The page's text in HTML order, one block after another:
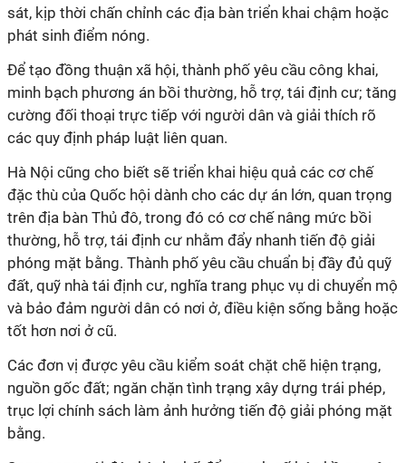
sát, kịp thời chấn chỉnh các địa bàn triển khai chậm hoặc
phát sinh điểm nóng.
Để tạo đồng thuận xã hội, thành phố yêu cầu công khai,
minh bạch phương án bồi thường, hỗ trợ, tái định cư; tăng
cường đối thoại trực tiếp với người dân và giải thích rõ
các quy định pháp luật liên quan.
Hà Nội cũng cho biết sẽ triển khai hiệu quả các cơ chế
đặc thù của Quốc hội dành cho các dự án lớn, quan trọng
trên địa bàn Thủ đô, trong đó có cơ chế nâng mức bồi
thường, hỗ trợ, tái định cư nhằm đẩy nhanh tiến độ giải
phóng mặt bằng. Thành phố yêu cầu chuẩn bị đầy đủ quỹ
đất, quỹ nhà tái định cư, nghĩa trang phục vụ di chuyển mộ
và bảo đảm người dân có nơi ở, điều kiện sống bằng hoặc
tốt hơn nơi ở cũ.
Các đơn vị được yêu cầu kiểm soát chặt chẽ hiện trạng,
nguồn gốc đất; ngăn chặn tình trạng xây dựng trái phép,
trục lợi chính sách làm ảnh hưởng tiến độ giải phóng mặt
bằng.